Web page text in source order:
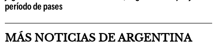
período de pases
MÁS NOTICIAS DE ARGENTINA